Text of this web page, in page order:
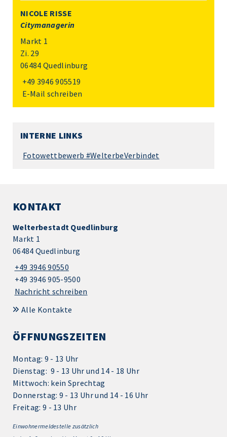
NICOLE RISSE
Citymanagerin
Markt 1
Zi. 29
06484 Quedlinburg
+49 3946 905519
E-Mail schreiben
INTERNE LINKS
Fotowettbewerb #WelterbeVerbindet
KONTAKT
Welterbestadt Quedlinburg
Markt 1
06484 Quedlinburg
+49 3946 90550
+49 3946 905-9500
Nachricht schreiben
Alle Kontakte
ÖFFNUNGSZEITEN
Montag: 9 - 13 Uhr
Dienstag: 9 - 13 Uhr und 14 - 18 Uhr
Mittwoch: kein Sprechtag
Donnerstag: 9 - 13 Uhr und 14 - 16 Uhr
Freitag: 9 - 13 Uhr
Einwohnermeldestelle zusätzlich